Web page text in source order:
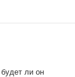
ли он